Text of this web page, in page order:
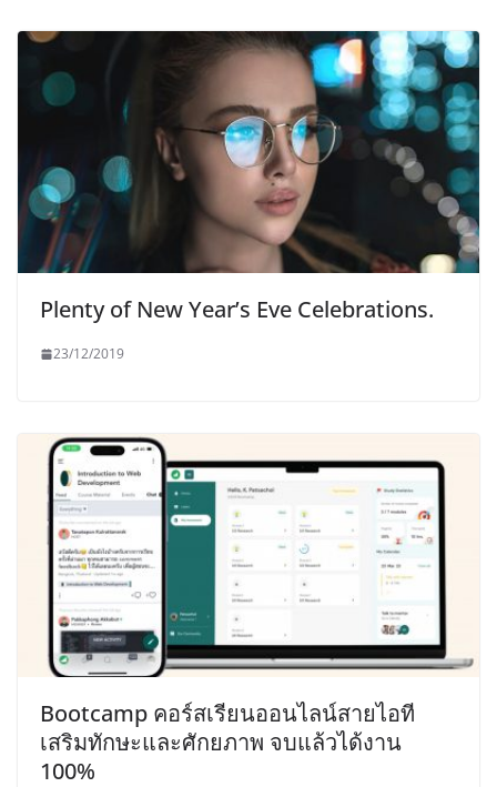
Plenty of New Year’s Eve Celebrations.
23/12/2019
Bootcamp คอร์สเรียนออนไลน์สายไอที
เสริมทักษะและศักยภาพ จบแล้วได้งาน
100%